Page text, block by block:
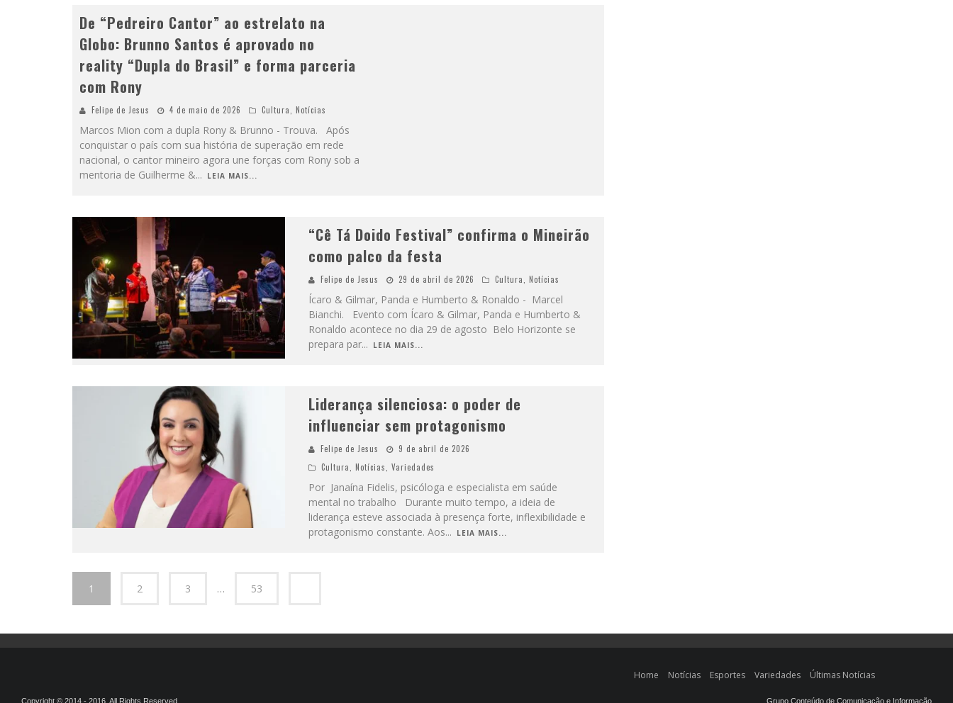
De “Pedreiro Cantor” ao estrelato na
Globo: Brunno Santos é aprovado no
reality “Dupla do Brasil” e forma parceria
com Rony
Felipe de Jesus 4 de maio de 2026 Cultura Notícias
Marcos Mion com a dupla Rony & Brunno - Trouva. Após
conquistar o país com sua história de superação em rede
nacional, o cantor mineiro agora une forças com Rony sob a
mentoria de Guilherme &... LEIA MAIS...
“Cê Tá Doido Festival” confirma o Mineirão
como palco da festa
Felipe de Jesus 29 de abril de 2026 Cultura Notícias
Ícaro & Gilmar, Panda e Humberto & Ronaldo - Marcel
Bianchi. Evento com Ícaro & Gilmar, Panda e Humberto &
Ronaldo acontece no dia 29 de agosto Belo Horizonte se
prepara par... LEIA MAIS...
Liderança silenciosa: o poder de
influenciar sem protagonismo
Felipe de Jesus
9 de abril de 2026
Cultura
Notícias Variedades
Por Janaína Fidelis, psicóloga e especialista em saúde
mental no trabalho Durante muito tempo, a ideia de
liderança esteve associada à presença forte, inflexibilidade e
protagonismo constante. Aos... LEIA MAIS...
1 2 3 … 53
Home Notícias Esportes Variedades Últimas Notícias
Copyright © 2014 - 2016. All Rights Reserved. Grupo Conteúdo de Comunicação e Informação